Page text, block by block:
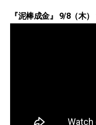
『泥棒成金』 9/8（木